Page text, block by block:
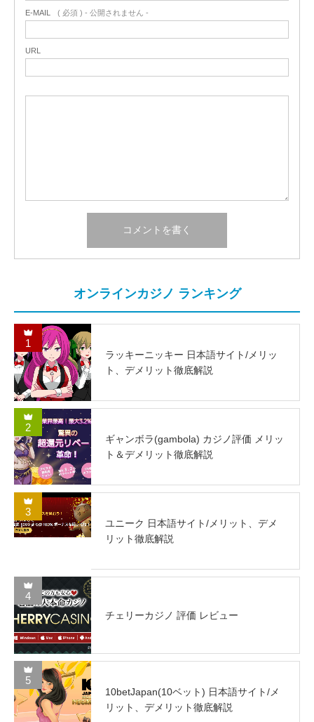
E-MAIL ( 必須 ) - 公開されません -
URL
オンラインカジノ ランキング
1
ラッキーニッキー 日本語サイト/メリッ
ト、デメリット徹底解説
2
ギャンボラ(gambola) カジノ評価 メリッ
ト＆デメリット徹底解説
3
ユニーク 日本語サイト/メリット、デメ
リット徹底解説
4
チェリーカジノ 評価 レビュー
5
10betJapan(10ベット) 日本語サイト/メ
リット、デメリット徹底解説